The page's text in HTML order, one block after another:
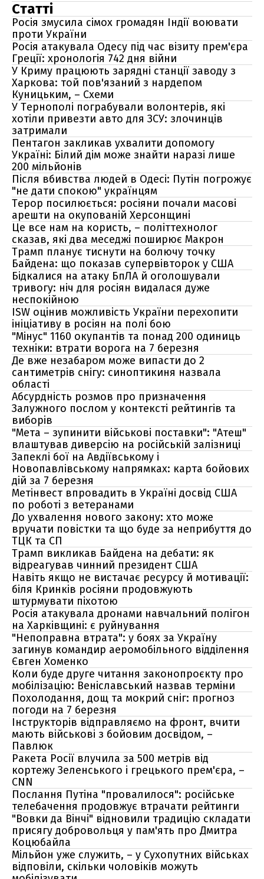
Статті
Росія змусила сімох громадян Індії воювати
проти України
Росія атакувала Одесу під час візиту прем'єра
Греції: хронологія 742 дня війни
У Криму працюють зарядні станції заводу з
Харкова: той пов'язаний з нардепом
Куницьким, – Схеми
У Тернополі пограбували волонтерів, які
хотіли привезти авто для ЗСУ: злочинців
затримали
Пентагон закликав ухвалити допомогу
Україні: Білий дім може знайти наразі лише
200 мільйонів
Після вбивства людей в Одесі: Путін погрожує
"не дати спокою" українцям
Терор посилюється: росіяни почали масові
арешти на окупованій Херсонщині
Це все нам на користь, – політтехнолог
сказав, які два меседжі поширює Макрон
Трамп планує тиснути на болючу точку
Байдена: що показав супервівторок у США
Бідкалися на атаку БпЛА й оголошували
тривогу: ніч для росіян видалася дуже
неспокійною
ISW оцінив можливість України перехопити
ініціативу в росіян на полі бою
"Мінус" 1160 окупантів та понад 200 одиниць
техніки: втрати ворога на 7 березня
Де вже незабаром може випасти до 2
сантиметрів снігу: синоптикиня назвала
області
Абсурдність розмов про призначення
Залужного послом у контексті рейтингів та
виборів
"Мета – зупинити військові поставки": "Атеш"
влаштував диверсію на російській залізниці
Запеклі бої на Авдіївському і
Новопавлівському напрямках: карта бойових
дій за 7 березня
Метінвест впровадить в Україні досвід США
по роботі з ветеранами
До ухвалення нового закону: хто може
вручати повістки та що буде за неприбуття до
ТЦК та СП
Трамп викликав Байдена на дебати: як
відреагував чинний президент США
Навіть якщо не вистачає ресурсу й мотивації:
біля Кринків росіяни продовжують
штурмувати піхотою
Росія атакувала дронами навчальний полігон
на Харківщині: є руйнування
"Непоправна втрата": у боях за Україну
загинув командир аеромобільного відділення
Євген Хоменко
Коли буде друге читання законопроєкту про
мобілізацію: Веніславський назвав терміни
Похолодання, дощ та мокрий сніг: прогноз
погоди на 7 березня
Інструкторів відправляємо на фронт, вчити
мають військові з бойовим досвідом, –
Павлюк
Ракета Росії влучила за 500 метрів від
кортежу Зеленського і грецького прем'єра, –
CNN
Послання Путіна "провалилося": російське
телебачення продовжує втрачати рейтинги
"Вовки да Вінчі" відновили традицію складати
присягу добровольця у пам'ять про Дмитра
Коцюбайла
Мільйон уже служить, – у Сухопутних військах
відповіли, скільки чоловіків можуть